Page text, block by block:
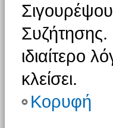
Συζήτησης.
ιδιαίτερο
κλείσει.
Κορυφή